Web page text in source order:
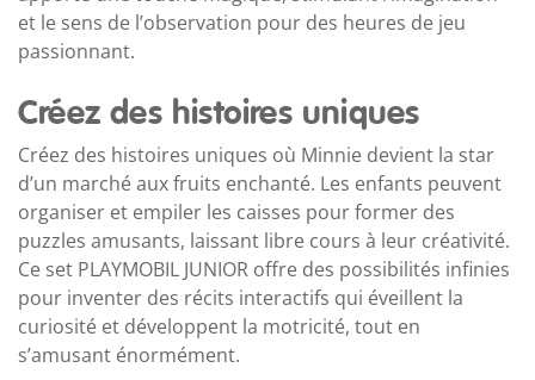
et le sens de l’observation pour des heures de jeu
passionnant.
Créez des histoires uniques
Créez des histoires uniques où Minnie devient la star
d’un marché aux fruits enchanté. Les enfants peuvent
organiser et empiler les caisses pour former des
puzzles amusants, laissant libre cours à leur créativité.
Ce set PLAYMOBIL JUNIOR offre des possibilités infinies
pour inventer des récits interactifs qui éveillent la
curiosité et développent la motricité, tout en
s’amusant énormément.